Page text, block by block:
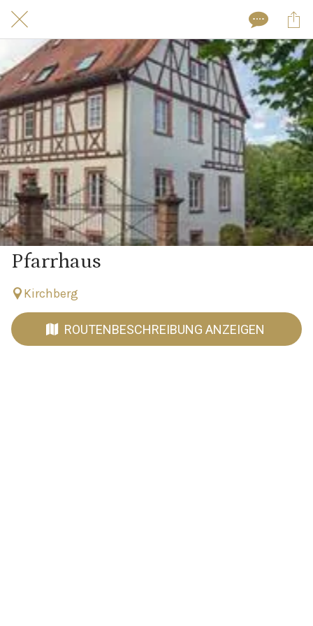
Pfarrhaus
Kirchberg
ROUTENBESCHREIBUNG ANZEIGEN